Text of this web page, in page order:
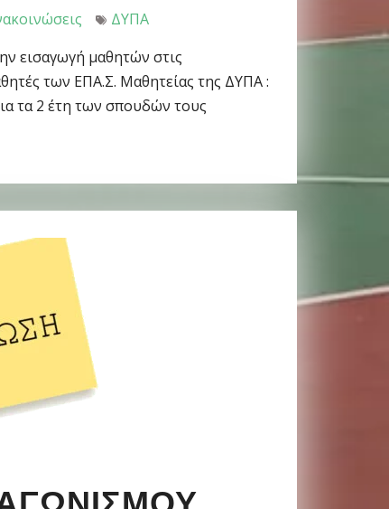
ΔΥΠΑ
εισαγωγή μαθητών στις
των ΕΠΑ.Σ. Μαθητείας της ΔΥΠΑ :
τα 2 έτη των σπουδών τους